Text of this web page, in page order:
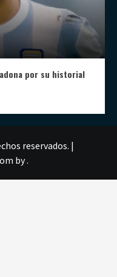
por su historial
reservados. |
by .